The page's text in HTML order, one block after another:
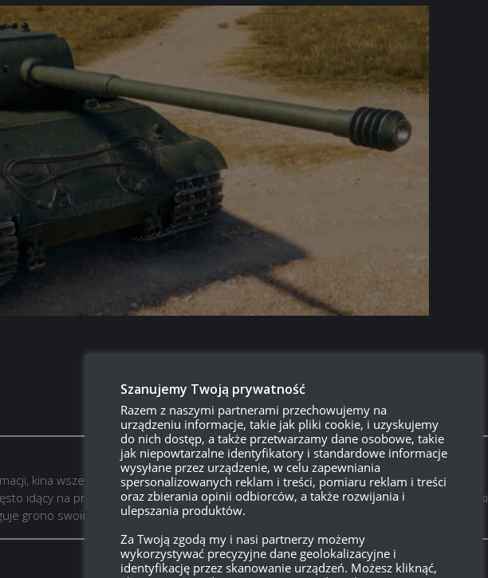
kina wszelkiego, smacznej książki oraz… wieczne dziecko. Człowiek lubujący się w
idący na przekór wszystkim. Posiadacz bardzo specyficznego poczucia humoru, dzięki
grono swoich znajomych. A tak ogólnie to misio do rany przyłóż.
Szanujemy Twoją prywatność
Razem z naszymi partnerami przechowujemy na
urządzeniu informacje, takie jak pliki cookie, i uzyskujemy
do nich dostęp, a także przetwarzamy dane osobowe, takie
jak niepowtarzalne identyfikatory i standardowe informacje
wysyłane przez urządzenie, w celu zapewniania
spersonalizowanych reklam i treści, pomiaru reklam i treści
oraz zbierania opinii odbiorców, a także rozwijania i
ulepszania produktów.
Za Twoją zgodą my i nasi partnerzy możemy
wykorzystywać precyzyjne dane geolokalizacyjne i
identyfikację przez skanowanie urządzeń. Możesz kliknąć,